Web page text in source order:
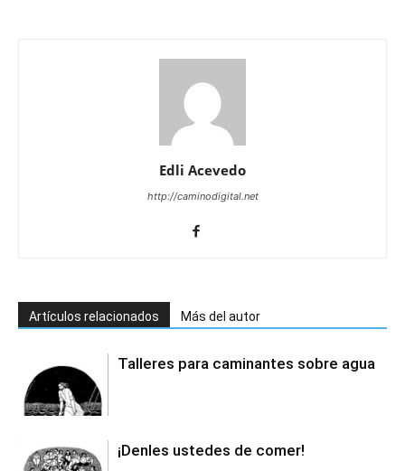
Edli Acevedo
http://caminodigital.net
Artículos relacionados Más del autor
Talleres para caminantes sobre agua
¡Denles ustedes de comer!